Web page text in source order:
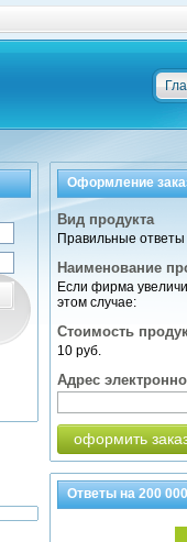
Оформление
Вид продукта
Правильные ответы
Наименование
Если фирма
этом случае:
Стоимость
10 руб.
Адрес
оформить
Ответы на200 000